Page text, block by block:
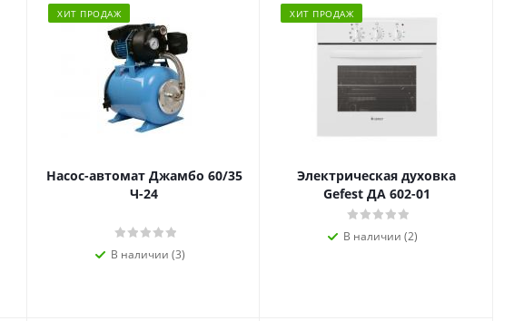
ХИТ ПРОДАЖ
Насос-автомат Джамбо 60/35
Ч-24
В наличии (3)
ХИТ ПРОДАЖ
Электрическая духовка
Gefest ДА 602-01
В наличии (2)